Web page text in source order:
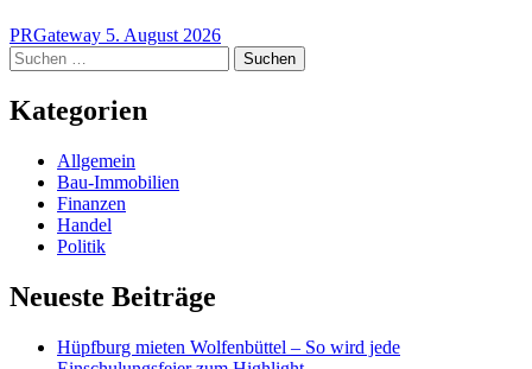
PRGateway 5. August 2026
Suchen
nach:
Kategorien
Allgemein
Bau-Immobilien
Finanzen
Handel
Politik
Neueste Beiträge
Hüpfburg mieten Wolfenbüttel – So wird jede